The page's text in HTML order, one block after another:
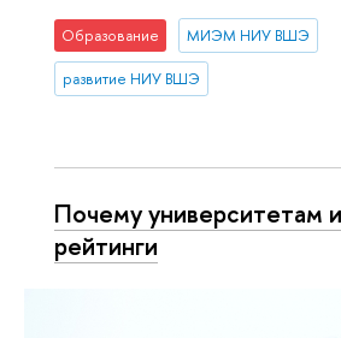
Образование МИЭМ НИУ ВШЭ
развитие НИУ ВШЭ
Почему университетам
рейтинги